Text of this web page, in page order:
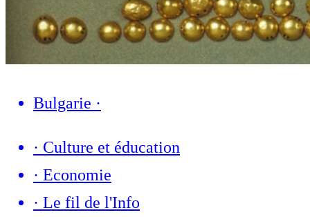
Bulgarie ·
· Culture et éducation
· Economie
· Le fil de l'Info